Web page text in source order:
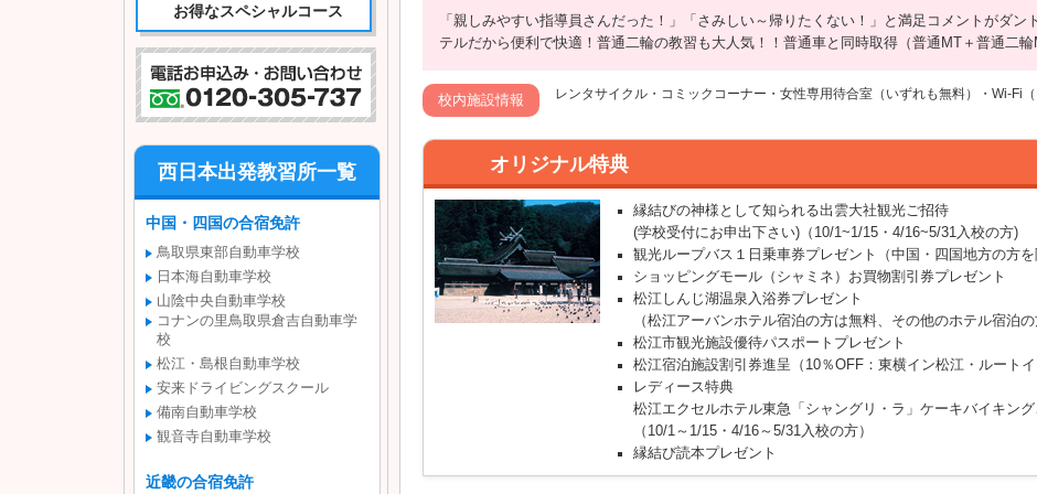
お得なスペシャルコース
西日本出発教習所一覧
中国・四国の合宿免許
鳥取県東部自動車学校
日本海自動車学校
山陰中央自動車学校
コナンの里鳥取県倉吉自動車学
校
松江・島根自動車学校
安来ドライビングスクール
備南自動車学校
観音寺自動車学校
近畿の合宿免許
「親しみやすい指導員さんだった！」「さみしい～帰りたくない！」と満足コメントがダ
テルだから便利で快適！普通二輪の教習も大人気！！普通車と同時取得（普通MT＋普通二輪
校内施設情報 レンタサイクル・コミックコーナー・女性専用待合室（いずれも無料）・Wi-Fi（
オリジナル特典
縁結びの神様として知られる出雲大社観光ご招待
(学校受付にお申出下さい)（10/1~1/15・4/16~5/31入校の方)
観光ループバス１日乗車券プレゼント（中国・四国地方の方を
ショッピングモール（シャミネ）お買物割引券プレゼント
松江しんじ湖温泉入浴券プレゼント
（松江アーバンホテル宿泊の方は無料、その他のホテル宿泊の
松江市観光施設優待パスポートプレゼント
松江宿泊施設割引券進呈（10％OFF：東横イン松江・ルートイ
レディース特典
松江エクセルホテル東急「シャングリ・ラ」ケーキバイキン
（10/1～1/15 ・4/16～5/31入校の方）
縁結び読本プレゼント